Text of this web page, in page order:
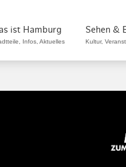
ist Hamburg
Infos, Aktuelles
Sehen &
Kultur,